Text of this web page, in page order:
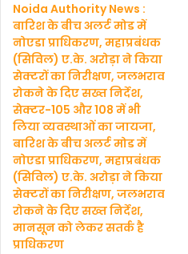
Noida Authority News :
बारिश के बीच अलर्ट मोड में
नोएडा प्राधिकरण, महाप्रबंधक
(सिविल) ए.के. अरोड़ा ने किया
सेक्टरों का निरीक्षण, जलभराव
रोकने के दिए सख्त निर्देश,
सेक्टर-105 और 108 में भी
लिया व्यवस्थाओं का जायजा,
बारिश के बीच अलर्ट मोड में
नोएडा प्राधिकरण, महाप्रबंधक
(सिविल) ए.के. अरोड़ा ने किया
सेक्टरों का निरीक्षण, जलभराव
रोकने के दिए सख्त निर्देश,
मानसून को लेकर सतर्क है
प्राधिकरण